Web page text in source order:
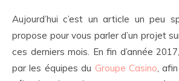
Aujourd’hui c’est un article un peu
propose pour vous parler d’un projet
ces derniers mois. En fin d’année
par les équipes du Groupe Casino ,